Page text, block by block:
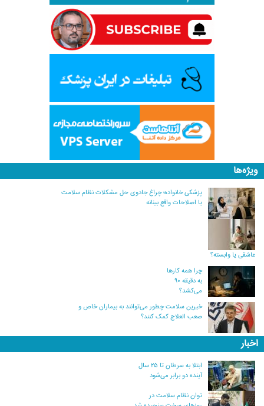
ویژه‌ها
پزشکی خانواده؛ چراغ جادوی حل مشکلات نظام سلامت
یا اصلاحات واقع بینانه
عاشقی یا وابسته؟
چرا همه کارها
به دقیقه ۹۰
می‌کشد؟
خیرین سلامت چطور می‌توانند به بیماران خاص و
صعب العلاج کمک کنند؟
اخبار
ابتلا به سرطان تا ۲۵ سال
آینده دو برابر می‌شود
توان نظام سلامت در